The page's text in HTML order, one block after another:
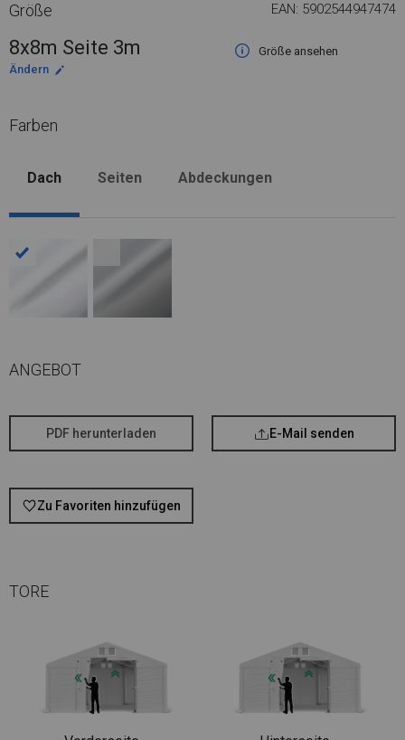
Größe EAN: 5902544947474
8x8m Seite 3m
Größe ansehen
Ändern
Farben
Dach Seiten Abdeckungen
ANGEBOT
PDF herunterladen E-Mail senden
Zu Favoriten hinzufügen
TORE